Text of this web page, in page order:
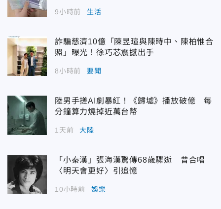
9小時前 生活
詐騙慈濟10億「陳昱瑄與陳時中、陳柏惟合
照」曝光！徐巧芯震撼出手
8小時前 要聞
陸男手搓AI劇暴紅！《歸墟》播放破億 每
分鐘算力燒掉近萬台幣
1天前 大陸
「小秦漢」張海漢驚傳68歲驟逝 昔合唱
〈明天會更好〉引追憶
10小時前 娛樂